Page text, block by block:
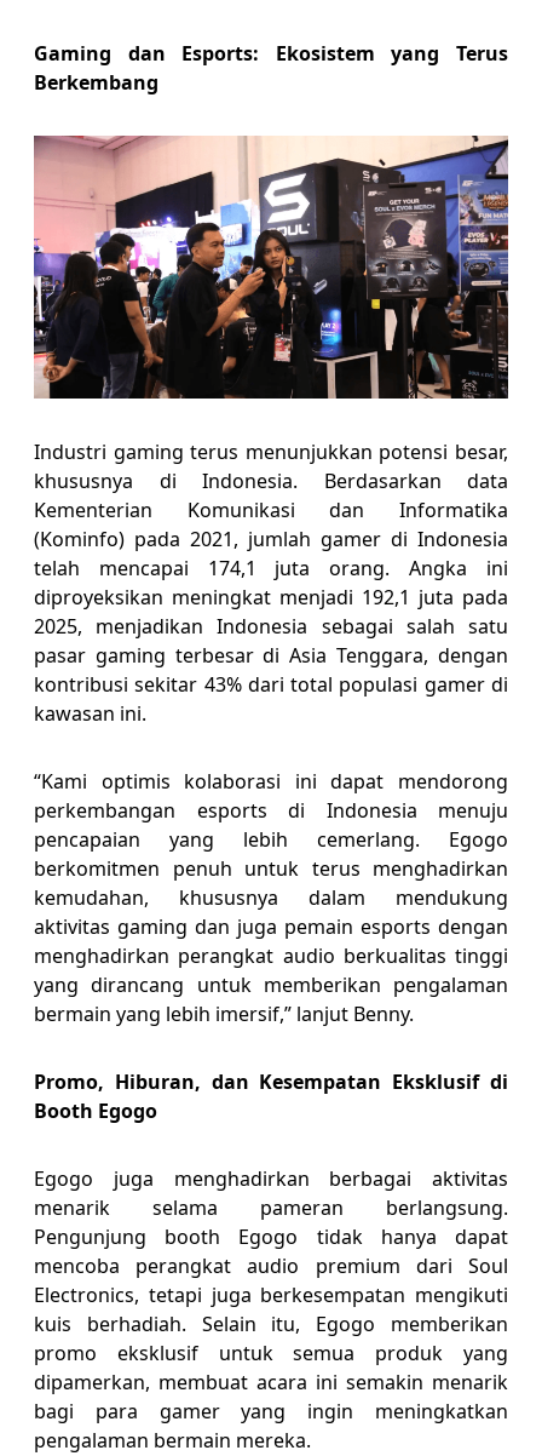
Gaming dan Esports: Ekosistem yang Terus
Berkembang
Industri gaming terus menunjukkan potensi besar,
khususnya di Indonesia. Berdasarkan data
Kementerian Komunikasi dan Informatika
(Kominfo) pada 2021, jumlah gamer di Indonesia
telah mencapai 174,1 juta orang. Angka ini
diproyeksikan meningkat menjadi 192,1 juta pada
2025, menjadikan Indonesia sebagai salah satu
pasar gaming terbesar di Asia Tenggara, dengan
kontribusi sekitar 43% dari total populasi gamer di
kawasan ini.
“Kami optimis kolaborasi ini dapat mendorong
perkembangan esports di Indonesia menuju
pencapaian yang lebih cemerlang. Egogo
berkomitmen penuh untuk terus menghadirkan
kemudahan, khususnya dalam mendukung
aktivitas gaming dan juga pemain esports dengan
menghadirkan perangkat audio berkualitas tinggi
yang dirancang untuk memberikan pengalaman
bermain yang lebih imersif,” lanjut Benny.
Promo, Hiburan, dan Kesempatan Eksklusif di
Booth Egogo
Egogo juga menghadirkan berbagai aktivitas
menarik selama pameran berlangsung.
Pengunjung booth Egogo tidak hanya dapat
mencoba perangkat audio premium dari Soul
Electronics, tetapi juga berkesempatan mengikuti
kuis berhadiah. Selain itu, Egogo memberikan
promo eksklusif untuk semua produk yang
dipamerkan, membuat acara ini semakin menarik
bagi para gamer yang ingin meningkatkan
pengalaman bermain mereka.